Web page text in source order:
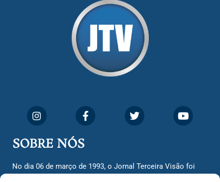
SOBRE NÓS
No dia 06 de março de 1993, o Jornal Terceira Visão foi